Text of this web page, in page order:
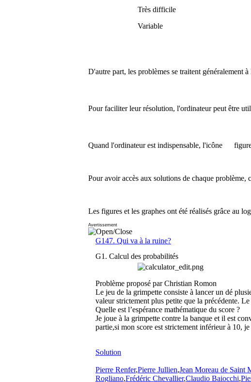
Très difficile
Variable
D'autre part, les problèmes se traitent généralement
Pour faciliter leur résolution, l'ordinateur peut être
Quand l'ordinateur est indispensable, l'icône
Pour avoir accès aux solutions de chaque problème,
Les figures et les graphes ont été réalisés grâce au
Avertissement
G147. Qui va à la ruine?
G1. Calcul des probabilités
Problème proposé par Christian Romon
Le jeu de la grimpette consiste à lancer un dé
valeur strictement plus petite que la précédente.
Quelle est l’espérance mathématique du score ?
Je joue à la grimpette contre la banque et il est
partie,si mon score est strictement inférieur à 10,
Solution
Pierre Renfer,Pierre Jullien,Jean Moreau de Saint
Rogliano,Frédéric Chevallier,Claudio Baiocchi,